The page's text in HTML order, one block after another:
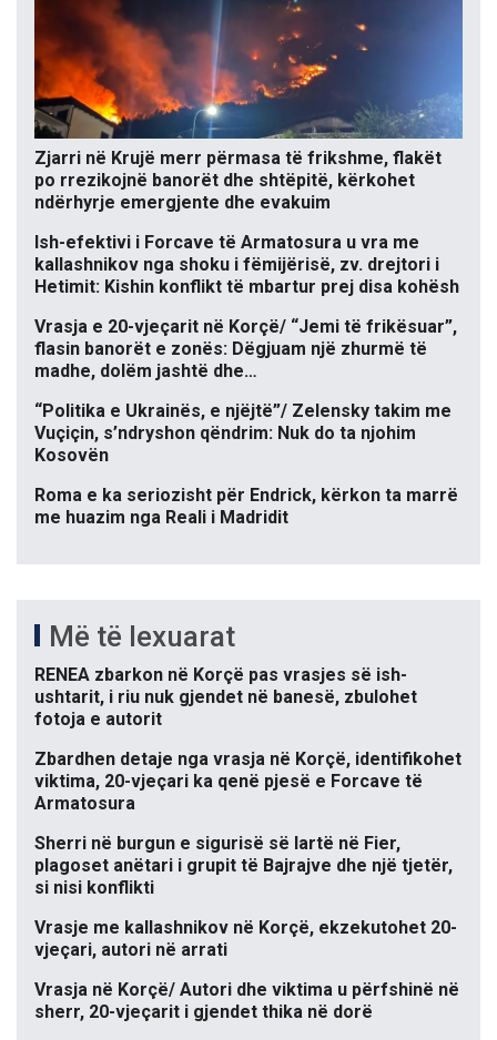
Zjarri në Krujë merr përmasa të frikshme, flakët
po rrezikojnë banorët dhe shtëpitë, kërkohet
ndërhyrje emergjente dhe evakuim
Ish-efektivi i Forcave të Armatosura u vra me
kallashnikov nga shoku i fëmijërisë, zv. drejtori i
Hetimit: Kishin konflikt të mbartur prej disa kohësh
Vrasja e 20-vjeçarit në Korçë/ “Jemi të frikësuar”,
flasin banorët e zonës: Dëgjuam një zhurmë të
madhe, dolëm jashtë dhe…
“Politika e Ukrainës, e njëjtë”/ Zelensky takim me
Vuçiçin, s’ndryshon qëndrim: Nuk do ta njohim
Kosovën
Roma e ka seriozisht për Endrick, kërkon ta marrë
me huazim nga Reali i Madridit
Më të lexuarat
RENEA zbarkon në Korçë pas vrasjes së ish-
ushtarit, i riu nuk gjendet në banesë, zbulohet
fotoja e autorit
Zbardhen detaje nga vrasja në Korçë, identifikohet
viktima, 20-vjeçari ka qenë pjesë e Forcave të
Armatosura
Sherri në burgun e sigurisë së lartë në Fier,
plagoset anëtari i grupit të Bajrajve dhe një tjetër,
si nisi konflikti
Vrasje me kallashnikov në Korçë, ekzekutohet 20-
vjeçari, autori në arrati
Vrasja në Korçë/ Autori dhe viktima u përfshinë në
sherr, 20-vjeçarit i gjendet thika në dorë